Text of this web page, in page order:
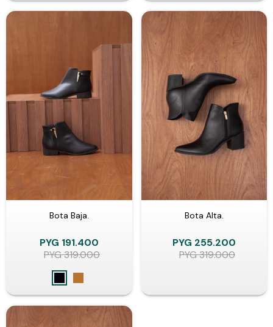
Bota Baja.
PYG 191.400
PYG319.000
Bota Alta.
PYG 255.200
PYG319.000